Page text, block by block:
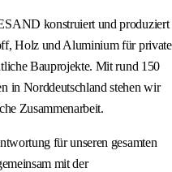
konstruiert und produziert
Holz und Aluminium für private
Bauprojekte. Mit rund 150
in Norddeutschland stehen wir
Zusammenarbeit.
für unseren gesamten
mit der